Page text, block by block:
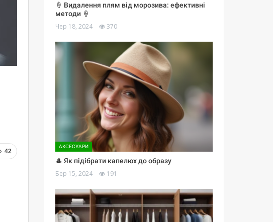
42
🍦 Видалення плям від морозива: ефективні
методи 🍦
Чер 18, 2024 370
АКСЕСУАРИ
🎩 Як підібрати капелюх до образу
Бер 15, 2024 191